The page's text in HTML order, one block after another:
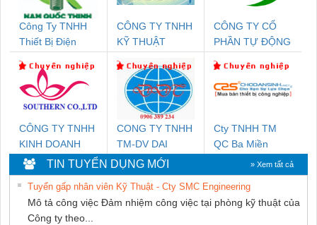
Công Ty TNHH
Thiết Bị Điện
CÔNG TY TNHH
KỸ THUẬT
NAM
CÔNG TY CỔ
PHẦN TỰ ĐỘNG
CÔNG TY TNHH
KINH DOANH
DỊCH VỤ XNK
PHƯƠNG NAM
CONG TY TNHH
TM-DV DAI
DONG THANH
Cty TNHH TM
QC Ba Miền
TIN TUYỂN DỤNG MỚI » Xem tất cả
Tuyển gấp nhân viên Kỹ Thuật - Cty SMC Engineering
Mô tả công việc Đảm nhiệm công việc tại phòng kỹ thuật của
Công ty theo...